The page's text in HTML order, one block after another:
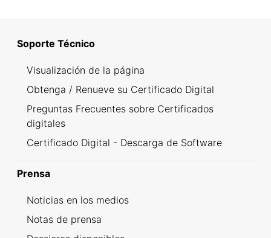
Soporte Técnico
Visualización de la página
Obtenga / Renueve su Certificado Digital
Preguntas Frecuentes sobre Certificados
digitales
Certificado Digital - Descarga de Software
Prensa
Noticias en los medios
Notas de prensa